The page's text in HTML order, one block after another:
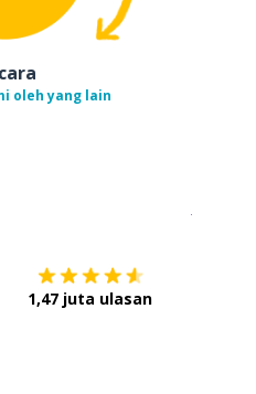
oleh yang lain
1,47 juta ulasan